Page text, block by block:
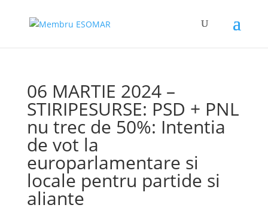
06 MARTIE 2024 –
STIRIPESURSE: PSD + PNL
nu trec de 50%: Intentia
de vot la
europarlamentare si
locale pentru partide si
aliante